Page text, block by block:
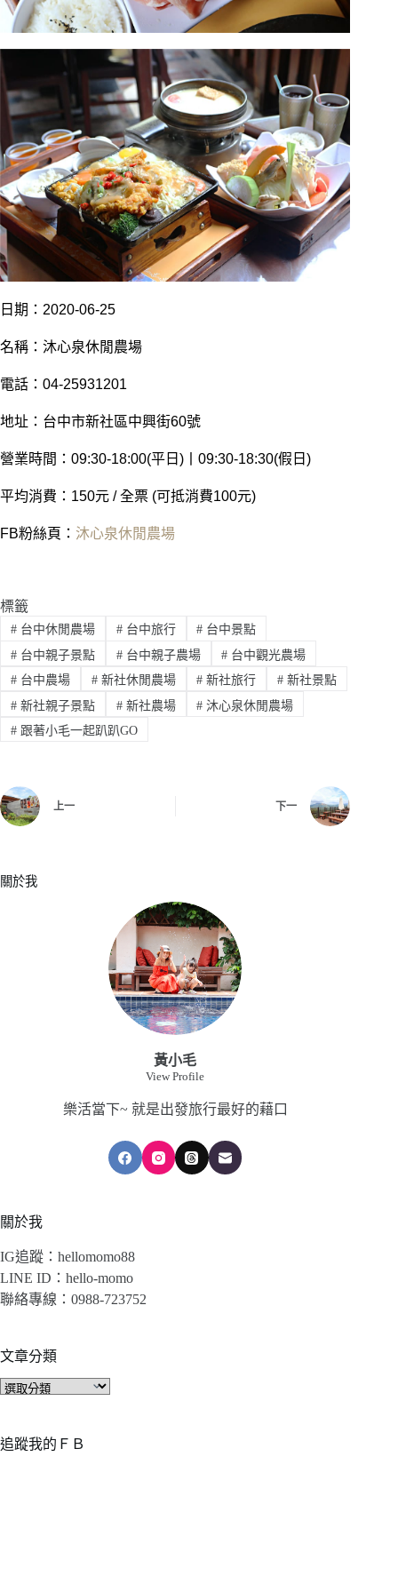
日 期：2020-06-25
名稱：沐心泉休閒農場
電話：04-25931201
地址：台中市新社區中興街60號
營業時間：09:30-18:00(平日)丨09:30-18:30(假日)
平均消費：150元 / 全票 (可抵消費100元)
FB粉絲頁： 沐心泉休閒農場
標籤
#台中休閒農場 #台中旅行 # 台中景點
#台中親子景點 #台中親子農場 # 台中觀光農場
#台中農場 #新社休閒農場 # 新社旅行 # 新社景點
#新社親子景點 #新社農場 # 沐心泉休閒農場
#跟著小毛一起趴趴GO
上一 下一
關於我
黃小毛
View Profile
樂活當下~ 就是出發旅行最好的藉口
關於我
IG追蹤：hellomomo88
LINE ID：hello-momo
聯絡專線：0988-723752
文章分類
文
類
追蹤我的ＦＢ